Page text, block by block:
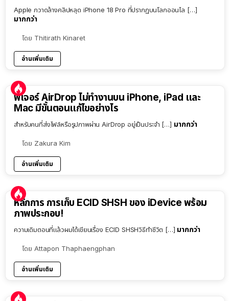
Apple กวาดล้างคลิปหลุด iPhone 18 Pro ที่ปรากฏบนโลกออนไล […]
มากกว่า
โดย Thitirath Kinaret
อ่านเพิ่มเติม
ฟีเจอร์ AirDrop ไม่ทำงานบน iPhone, iPad และ
Mac มีขั้นตอนแก้ไขอย่างไร
สำหรับคนที่ส่งไฟล์หรือรูปภาพผ่าน AirDrop อยู่เป็นประจำ […] มากกว่า
โดย Zakura Kim
อ่านเพิ่มเติม
หลักการ การเก็บ ECID SHSH ของ iDevice พร้อม
ภาพประกอบ!
ความเดิมตอนที่แล้วผมได้เขียนเรื่อง ECID SHSHวิธีทำชีวิต […] มากกว่า
โดย Attapon Thaphaengphan
อ่านเพิ่มเติม